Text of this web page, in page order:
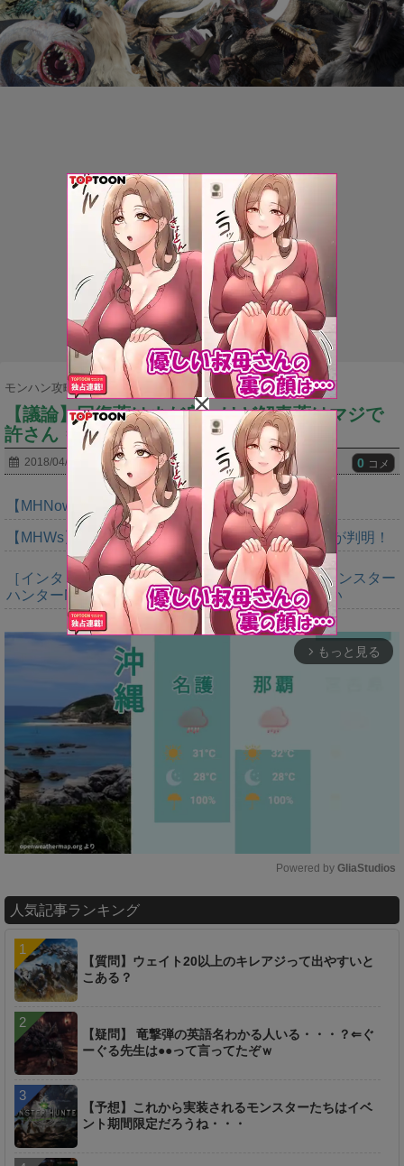
モンハン攻略まとめ隊 > アイテム
【議論】回復薬はまだ良いけど解毒薬はマジで
許さん ⇒俺毒放置だわｗｗｗｗｗ
2018/04/01 0 コメ
【MHNow】ぽまえら東京会場で待ってるぞ
【MHWs】Switch2版モンハンワイルズの動作環境が判明！
［インタビュー］距離を超えて，一緒に狩る。「モンスター
ハンターNow」の新機能 フレンドリンク開発の狙い
arrow_forward_ios もっと見る
u
e
Powered by GliaStudios
人気記事ランキング
【質問】ウェイト20以上のキレアジって出やすいと
こある？
【疑問】 竜撃弾の英語名わかる人いる・・・？⇐ぐ
ーぐる先生は●●って言ってたぞｗ
【予想】これから実装されるモンスターたちはイベ
ント期間限定だろうね・・・